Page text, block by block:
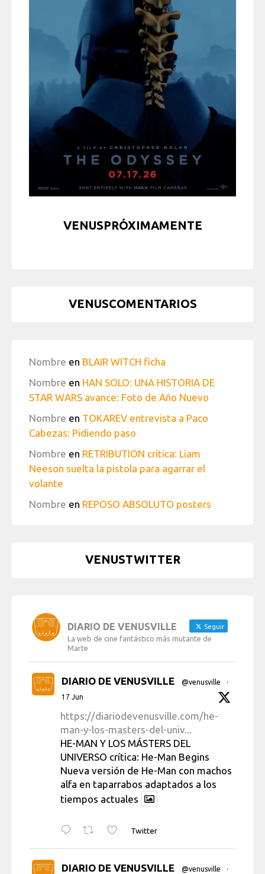
VENUSPRÓXIMAMENTE
VENUSCOMENTARIOS
Nombre en BLAIR WITCH ficha
Nombre en HAN SOLO: UNA HISTORIA DE
STAR WARS avance: Foto de Año Nuevo
Nombre en TOKAREV entrevista a Paco
Cabezas: Pidiendo paso
Nombre en RETRIBUTION crítica: Liam
Neeson suelta la pistola para agarrar el
volante
Nombre en REPOSO ABSOLUTO posters
VENUSTWITTER
DIARIO DE VENUSVILLE Seguir
La web de cine fantástico más mutante de
Marte
DIARIO DE VENUSVILLE @venusville
·
17 Jun
https://diariodevenusville.com/he-
man-y-los-masters-del-univ...
HE-MAN Y LOS MÁSTERS DEL
UNIVERSO crítica: He-Man Begins
Nueva versión de He-Man con machos
alfa en taparrabos adaptados a los
tiempos actuales
Twitter
DIARIO DE VENUSVILLE @venusville
·